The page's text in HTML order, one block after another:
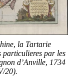
la Tartarie
particulieres par les
d’Anville, 1734
20).